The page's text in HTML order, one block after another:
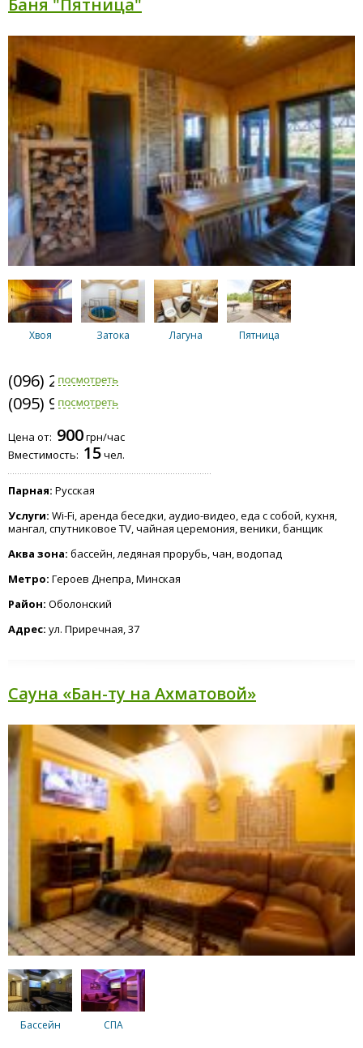
Хвоя Затока Лагуна Пятница
(096) 235-0035
(095) 979-2807
Цена от: 900грн/час
Вместимость: 15чел.
Парная: Русская
Услуги: Wi-Fi, аренда беседки, аудио-видео, еда с собой, кухня,
мангал, спутниковое TV, чайная церемония, веники, банщик
Аква зона: бассейн, ледяная прорубь, чан, водопад
Метро: Героев Днепра, Минская
Район: Оболонский
Адрес: ул. Приречная, 37
Сауна «Бан-ту на Ахматовой»
Бассейн СПА